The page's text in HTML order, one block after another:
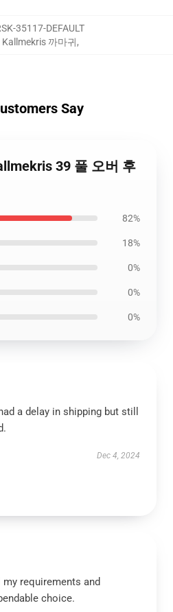
35117-DEFAULT
Kallmekris 까마귀,
Say
39 풀 오버 후
82%
18%
0%
0%
0%
a delay in shipping but still
Dec 4, 2024
requirements and
choice.